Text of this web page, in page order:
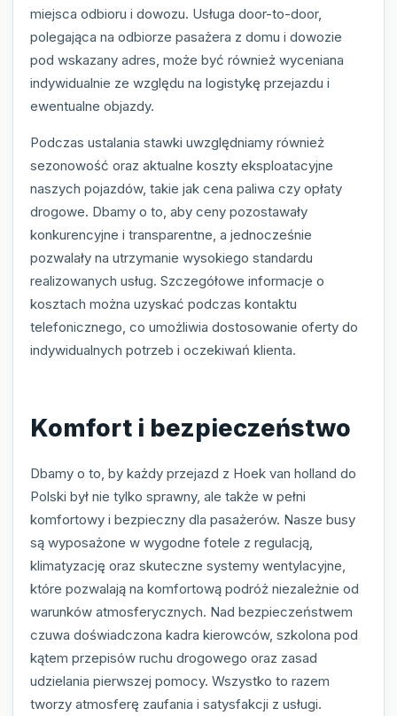
miejsca odbioru i dowozu. Usługa door-to-door,
polegająca na odbiorze pasażera z domu i dowozie
pod wskazany adres, może być również wyceniana
indywidualnie ze względu na logistykę przejazdu i
ewentualne objazdy.
Podczas ustalania stawki uwzględniamy również
sezonowość oraz aktualne koszty eksploatacyjne
naszych pojazdów, takie jak cena paliwa czy opłaty
drogowe. Dbamy o to, aby ceny pozostawały
konkurencyjne i transparentne, a jednocześnie
pozwalały na utrzymanie wysokiego standardu
realizowanych usług. Szczegółowe informacje o
kosztach można uzyskać podczas kontaktu
telefonicznego, co umożliwia dostosowanie oferty do
indywidualnych potrzeb i oczekiwań klienta.
Komfort i bezpieczeństwo
Dbamy o to, by każdy przejazd z Hoek van holland do
Polski był nie tylko sprawny, ale także w pełni
komfortowy i bezpieczny dla pasażerów. Nasze busy
są wyposażone w wygodne fotele z regulacją,
klimatyzację oraz skuteczne systemy wentylacyjne,
które pozwalają na komfortową podróż niezależnie od
warunków atmosferycznych. Nad bezpieczeństwem
czuwa doświadczona kadra kierowców, szkolona pod
kątem przepisów ruchu drogowego oraz zasad
udzielania pierwszej pomocy. Wszystko to razem
tworzy atmosferę zaufania i satysfakcji z usługi.